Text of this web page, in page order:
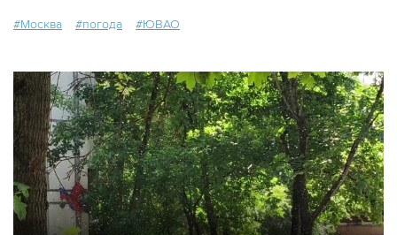
#Москва #погода #ЮВАО